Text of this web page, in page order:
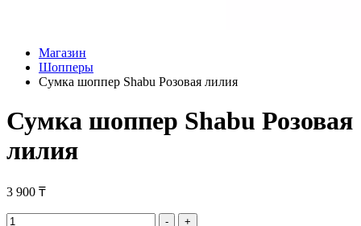
Магазин
Шопперы
Сумка шоппер Shabu Розовая лилия
Сумка шоппер Shabu Розовая
лилия
3 900 ₸
Сумка
-
+